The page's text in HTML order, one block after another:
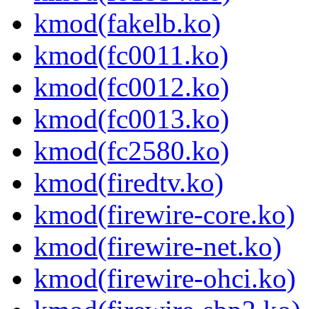
kmod(fakelb.ko)
kmod(fc0011.ko)
kmod(fc0012.ko)
kmod(fc0013.ko)
kmod(fc2580.ko)
kmod(firedtv.ko)
kmod(firewire-core.ko)
kmod(firewire-net.ko)
kmod(firewire-ohci.ko)